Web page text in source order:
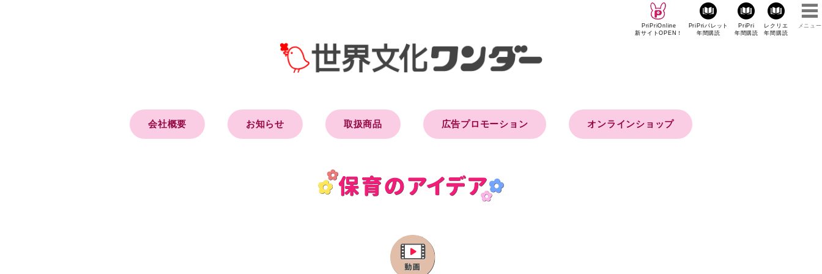
PriPriOnline
新サイトOPEN！
PriPriパレット
年間購読
PriPri
年間購読
レクリエ
年間購読
メニュー
会社概要 お知らせ 取扱商品 広告プロモーション オンラインショップ